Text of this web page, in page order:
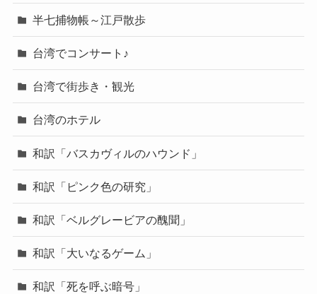
半七捕物帳～江戸散歩
台湾でコンサート♪
台湾で街歩き・観光
台湾のホテル
和訳「バスカヴィルのハウンド」
和訳「ピンク色の研究」
和訳「ベルグレービアの醜聞」
和訳「大いなるゲーム」
和訳「死を呼ぶ暗号」